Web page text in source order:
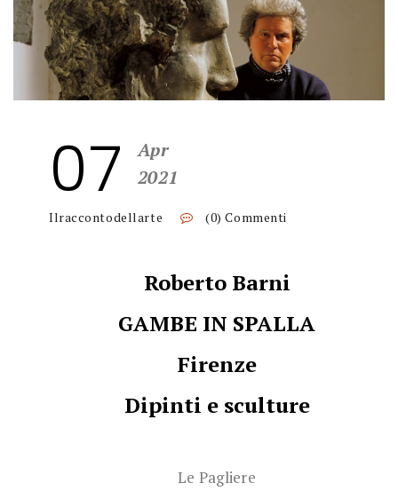
07
Apr
2021
Ilraccontodellarte (0) Commenti
Roberto Barni
GAMBE IN SPALLA
Firenze
Dipinti e sculture
Le Pagliere